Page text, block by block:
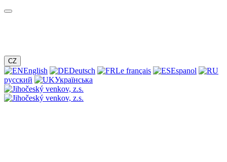
CZ
English Deutsch Le français
Espanol
русский
Українська